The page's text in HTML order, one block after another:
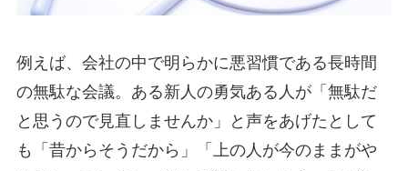
例えば、会社の中で明らかに悪習慣である長時間
の無駄な会議。ある新人の勇気ある人が「無駄だ
と思うので見直しませんか」と声をあげたとして
も「昔からそうだから」「上の人が今のままがや